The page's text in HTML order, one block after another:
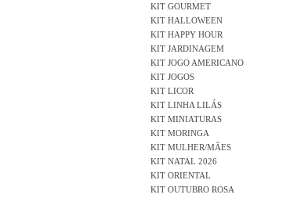
KIT GOURMET
KIT HALLOWEEN
KIT HAPPY HOUR
KIT JARDINAGEM
KIT JOGO AMERICANO
KIT JOGOS
KIT LICOR
KIT LINHA LILÁS
KIT MINIATURAS
KIT MORINGA
KIT MULHER/MÃES
KIT NATAL 2026
KIT ORIENTAL
KIT OUTUBRO ROSA